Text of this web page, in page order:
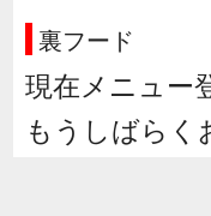
裏フード
現在メニュー
もうしばらく